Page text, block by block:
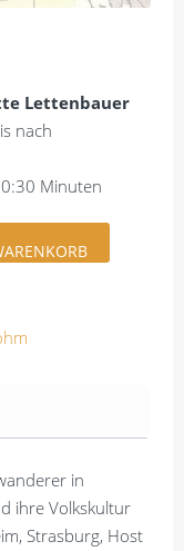
Lettenbauer
nach
Minuten
in
ihre Volkskultur
Strasburg, Host